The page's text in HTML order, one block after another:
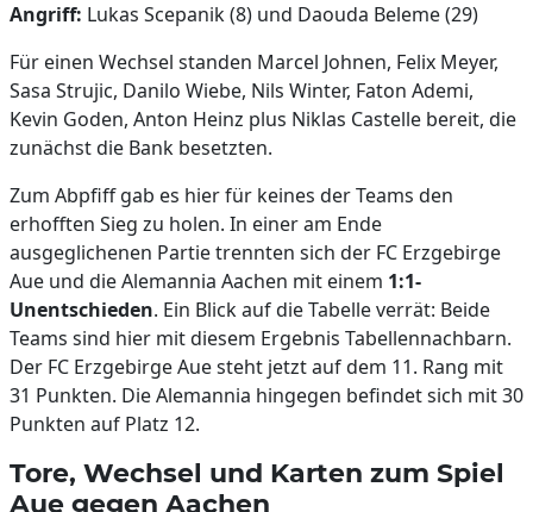
Angriff: Lukas Scepanik (8) und Daouda Beleme (29)
Für einen Wechsel standen Marcel Johnen, Felix Meyer,
Sasa Strujic, Danilo Wiebe, Nils Winter, Faton Ademi,
Kevin Goden, Anton Heinz plus Niklas Castelle bereit, die
zunächst die Bank besetzten.
Zum Abpfiff gab es hier für keines der Teams den
erhofften Sieg zu holen. In einer am Ende
ausgeglichenen Partie trennten sich der FC Erzgebirge
Aue und die Alemannia Aachen mit einem 1:1-
Unentschieden. Ein Blick auf die Tabelle verrät: Beide
Teams sind hier mit diesem Ergebnis Tabellennachbarn.
Der FC Erzgebirge Aue steht jetzt auf dem 11. Rang mit
31 Punkten. Die Alemannia hingegen befindet sich mit 30
Punkten auf Platz 12.
Tore, Wechsel und Karten zum Spiel
Aue gegen Aachen